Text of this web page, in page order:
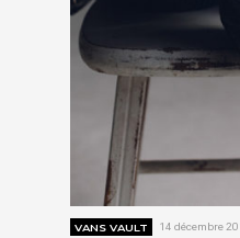
VANS VAULT 14 décembre